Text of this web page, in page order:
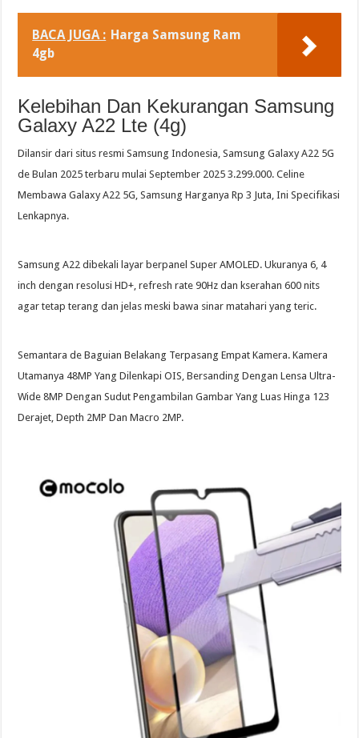
BACA JUGA : Harga Samsung Ram
4gb
Kelebihan Dan Kekurangan Samsung
Galaxy A22 Lte (4g)
Dilansir dari situs resmi Samsung Indonesia, Samsung Galaxy A22 5G
de Bulan 2025 terbaru mulai September 2025 3.299.000. Celine
Membawa Galaxy A22 5G, Samsung Harganya Rp 3 Juta, Ini Specifikasi
Lenkapnya.
Samsung A22 dibekali layar berpanel Super AMOLED. Ukuranya 6, 4
inch dengan resolusi HD+, refresh rate 90Hz dan kserahan 600 nits
agar tetap terang dan jelas meski bawa sinar matahari yang teric.
Semantara de Baguian Belakang Terpasang Empat Kamera. Kamera
Utamanya 48MP Yang Dilenkapi OIS, Bersanding Dengan Lensa Ultra-
Wide 8MP Dengan Sudut Pengambilan Gambar Yang Luas Hinga 123
Derajet, Depth 2MP Dan Macro 2MP.